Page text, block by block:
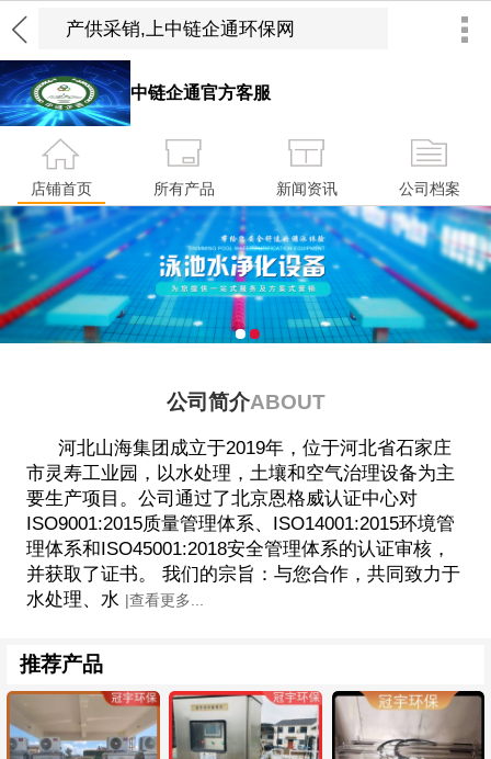
中链企通官方客服
店铺首页 所有产品 新闻资讯 公司档案
1
2
公司简介ABOUT
河北山海集团成立于2019年，位于河北省石家庄
市灵寿工业园，以水处理，土壤和空气治理设备为主
要生产项目。公司通过了北京恩格威认证中心对
ISO9001:2015质量管理体系、ISO14001:2015环境管
理体系和ISO45001:2018安全管理体系的认证审核，
并获取了证书。 我们的宗旨：与您合作，共同致力于
水处理、水 |查看更多...
推荐产品